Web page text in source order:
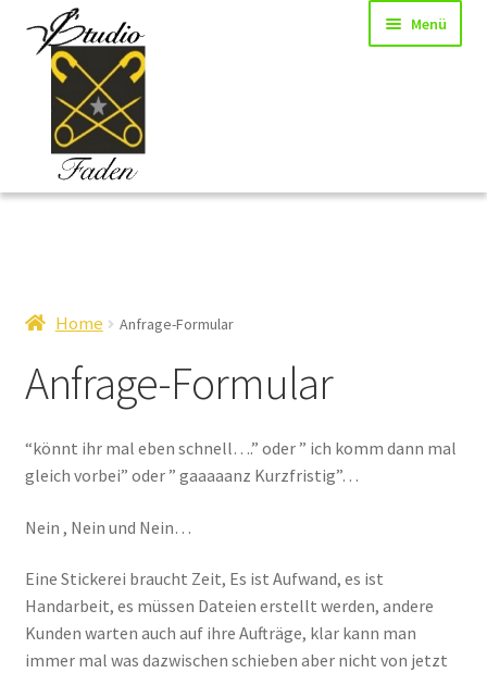
Navigation
springen
Zum
Inhalt
springen
Menü
Anfrage-Formular
Datenschutzerklärung
Impressum
Laserartikel
Home Anfrage-Formular
Anfrage-Formular
“könnt ihr mal eben schnell….” oder ” ich komm dann mal
gleich vorbei” oder ” gaaaaanz Kurzfristig”…
Nein , Nein und Nein…
Eine Stickerei braucht Zeit, Es ist Aufwand, es ist
Handarbeit, es müssen Dateien erstellt werden, andere
Kunden warten auch auf ihre Aufträge, klar kann man
immer mal was dazwischen schieben aber nicht von jetzt